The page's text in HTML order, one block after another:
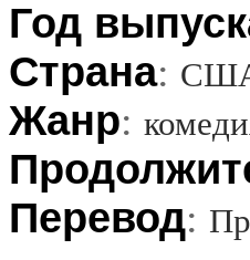
Год
Страна:
Жанр:
Перевод: